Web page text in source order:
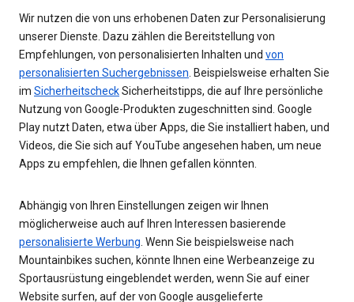
Wir nutzen die von uns erhobenen Daten zur Personalisierung
unserer Dienste. Dazu zählen die Bereitstellung von
Empfehlungen, von personalisierten Inhalten und von
personalisierten Suchergebnissen . Beispielsweise erhalten Sie
im SicherheitscheckSicherheitstipps, die auf Ihre persönliche
Nutzung von Google-Produkten zugeschnitten sind. Google
Play nutzt Daten, etwa über Apps, die Sie installiert haben, und
Videos, die Sie sich auf YouTube angesehen haben, um neue
Apps zu empfehlen, die Ihnen gefallen könnten.
Abhängig von Ihren Einstellungen zeigen wir Ihnen
möglicherweise auch auf Ihren Interessen basierende
personalisierte Werbung . Wenn Sie beispielsweise nach
Mountainbikes suchen, könnte Ihnen eine Werbeanzeige zu
Sportausrüstung eingeblendet werden, wenn Sie auf einer
Website surfen, auf der von Google ausgelieferte